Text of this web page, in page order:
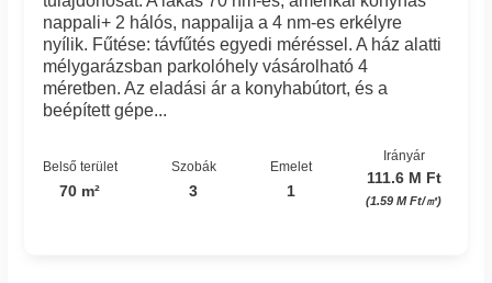
nappali+ 2 hálós, nappalija a 4 nm-es erkélyre
nyílik. Fűtése: távfűtés egyedi méréssel. A ház alatti
mélygarázsban parkolóhely vásárolható 4
méretben. Az eladási ár a konyhabútort, és a
beépített gépe...
Belső terület
70 m²
Szobák
3
Emelet
1
Irányár
111.6 M Ft
(1.59 M Ft/㎡)